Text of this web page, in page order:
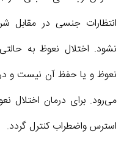
انتظارات جنسی در مقابل
نشود. اختلال نعوظ به
نعوظ و یا حفظ آن نیست و در
می‌رود. برای درمان اختلال
استرس واضطراب کنترل گردد.